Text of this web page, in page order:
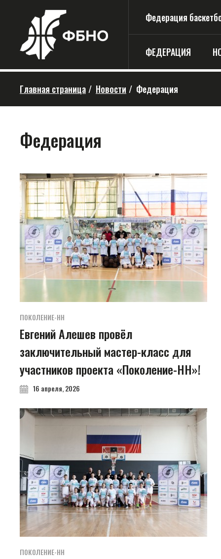
Федерация
ФЕДЕРАЦИЯ
Главная страница / Новости / Федерация
Федерация
ПОКОЛЕНИЕ-НН
Евгений Алешев провёл
заключительный мастер-класс для
участников проекта «Поколение-НН»!
16 апреля, 2026
ПОКОЛЕНИЕ-НН